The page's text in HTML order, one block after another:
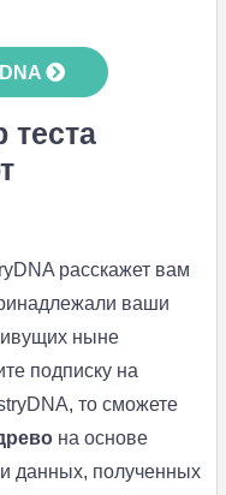
расскажет вам
ваши
ныне
подписку на
то сможете
на основе
данных, полученных